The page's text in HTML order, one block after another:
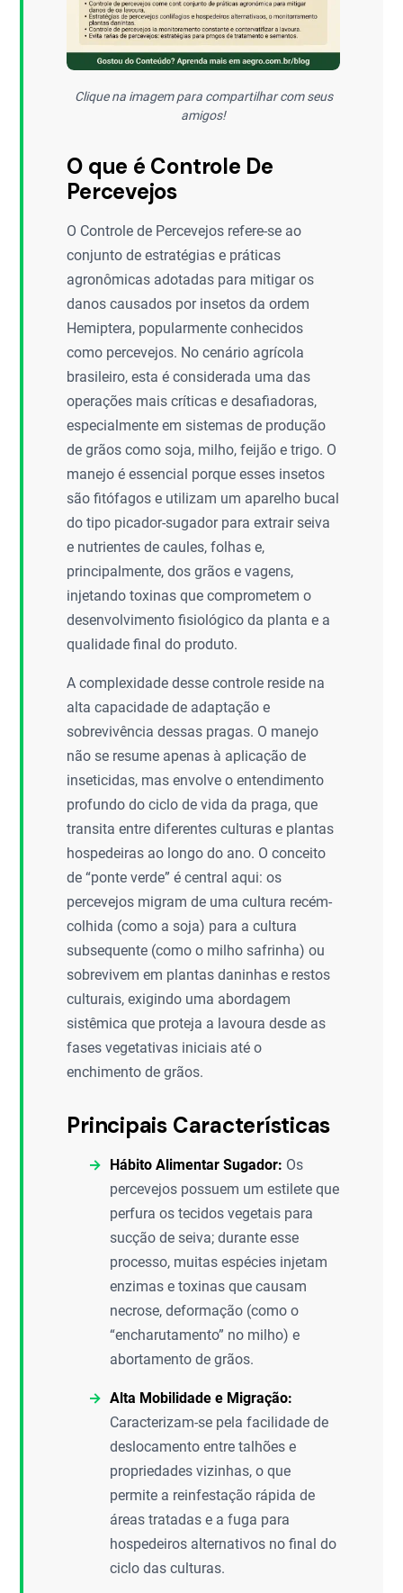
Clique na imagem para compartilhar com seus
amigos!
O que é Controle De
Percevejos
O Controle de Percevejos refere-se ao
conjunto de estratégias e práticas
agronômicas adotadas para mitigar os
danos causados por insetos da ordem
Hemiptera, popularmente conhecidos
como percevejos. No cenário agrícola
brasileiro, esta é considerada uma das
operações mais críticas e desafiadoras,
especialmente em sistemas de produção
de grãos como soja, milho, feijão e trigo. O
manejo é essencial porque esses insetos
são fitófagos e utilizam um aparelho bucal
do tipo picador-sugador para extrair seiva
e nutrientes de caules, folhas e,
principalmente, dos grãos e vagens,
injetando toxinas que comprometem o
desenvolvimento fisiológico da planta e a
qualidade final do produto.
A complexidade desse controle reside na
alta capacidade de adaptação e
sobrevivência dessas pragas. O manejo
não se resume apenas à aplicação de
inseticidas, mas envolve o entendimento
profundo do ciclo de vida da praga, que
transita entre diferentes culturas e plantas
hospedeiras ao longo do ano. O conceito
de “ponte verde” é central aqui: os
percevejos migram de uma cultura recém-
colhida (como a soja) para a cultura
subsequente (como o milho safrinha) ou
sobrevivem em plantas daninhas e restos
culturais, exigindo uma abordagem
sistêmica que proteja a lavoura desde as
fases vegetativas iniciais até o
enchimento de grãos.
Principais Características
Hábito Alimentar Sugador: Os
percevejos possuem um estilete que
perfura os tecidos vegetais para
sucção de seiva; durante esse
processo, muitas espécies injetam
enzimas e toxinas que causam
necrose, deformação (como o
“encharutamento” no milho) e
abortamento de grãos.
Alta Mobilidade e Migração:
Caracterizam-se pela facilidade de
deslocamento entre talhões e
propriedades vizinhas, o que
permite a reinfestação rápida de
áreas tratadas e a fuga para
hospedeiros alternativos no final do
ciclo das culturas.